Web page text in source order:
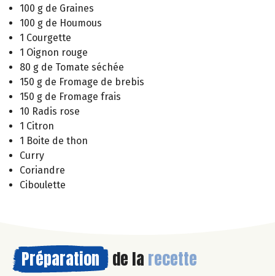
100 g de Graines
100 g de Houmous
1 Courgette
1 Oignon rouge
80 g de Tomate séchée
150 g de Fromage de brebis
150 g de Fromage frais
10 Radis rose
1 Citron
1 Boite de thon
Curry
Coriandre
Ciboulette
Préparation de la recette